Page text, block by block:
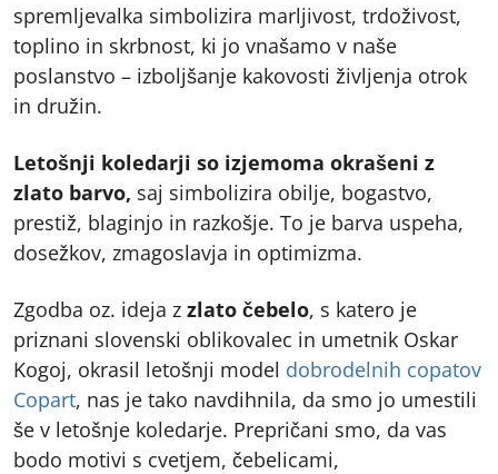
spremljevalka simbolizira marljivost, trdoživost,
toplino in skrbnost, ki jo vnašamo v naše
poslanstvo – izboljšanje kakovosti življenja otrok
in družin.
Letošnji koledarji so izjemoma okrašeni z
zlato barvo, saj simbolizira obilje, bogastvo,
prestiž, blaginjo in razkošje. To je barva uspeha,
dosežkov, zmagoslavja in optimizma.
Zgodba oz. ideja z zlato čebelo, s katero je
priznani slovenski oblikovalec in umetnik Oskar
Kogoj, okrasil letošnji model dobrodelnih copatov
Copart, nas je tako navdihnila, da smo jo umestili
še v letošnje koledarje. Prepričani smo, da vas
bodo motivi s cvetjem, čebelicami,